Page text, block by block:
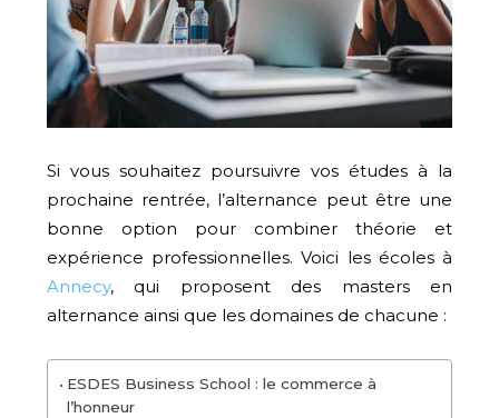
Si vous souhaitez poursuivre vos études à la
prochaine rentrée, l’alternance peut être une
bonne option pour combiner théorie et
expérience professionnelles. Voici les écoles à
Annecy, qui proposent des masters en
alternance ainsi que les domaines de chacune :
ESDES Business School : le commerce à
l’honneur